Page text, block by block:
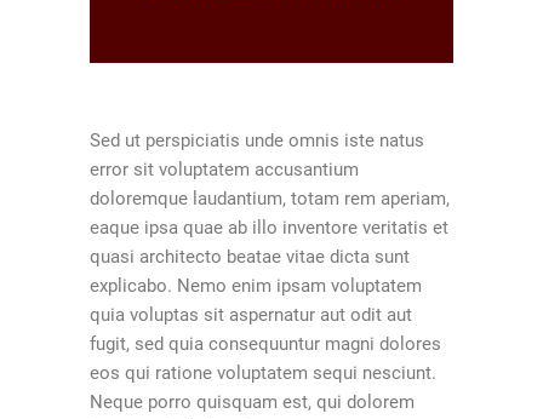
Sed ut perspiciatis unde omnis iste natus
error sit voluptatem accusantium
doloremque laudantium, totam rem aperiam,
eaque ipsa quae ab illo inventore veritatis et
quasi architecto beatae vitae dicta sunt
explicabo. Nemo enim ipsam voluptatem
quia voluptas sit aspernatur aut odit aut
fugit, sed quia consequuntur magni dolores
eos qui ratione voluptatem sequi nesciunt.
Neque porro quisquam est, qui dolorem